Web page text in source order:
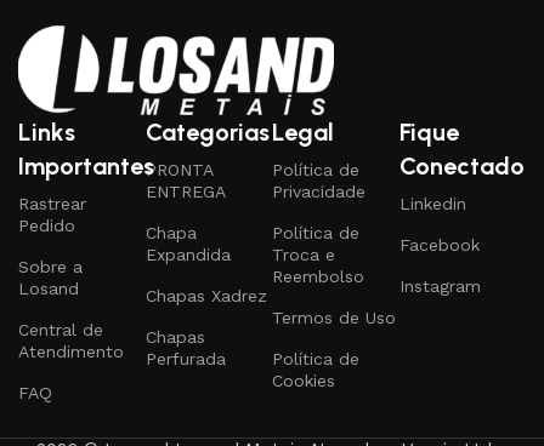
Links
Importantes
Rastrear
Pedido
Sobre a
Losand
Central de
Atendimento
FAQ
Categorias
PRONTA
ENTREGA
Chapa
Expandida
Chapas Xadrez
Chapas
Perfurada
Legal
Política de
Privacidade
Política de
Troca e
Reembolso
Termos de Uso
Política de
Cookies
Fique
Conectado
Linkedin
Facebook
Instagram